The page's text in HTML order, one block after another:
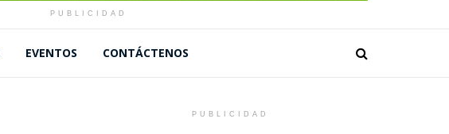
PUBLICIDAD
EVENTOS CONTÁCTENOS
PUBLICIDAD